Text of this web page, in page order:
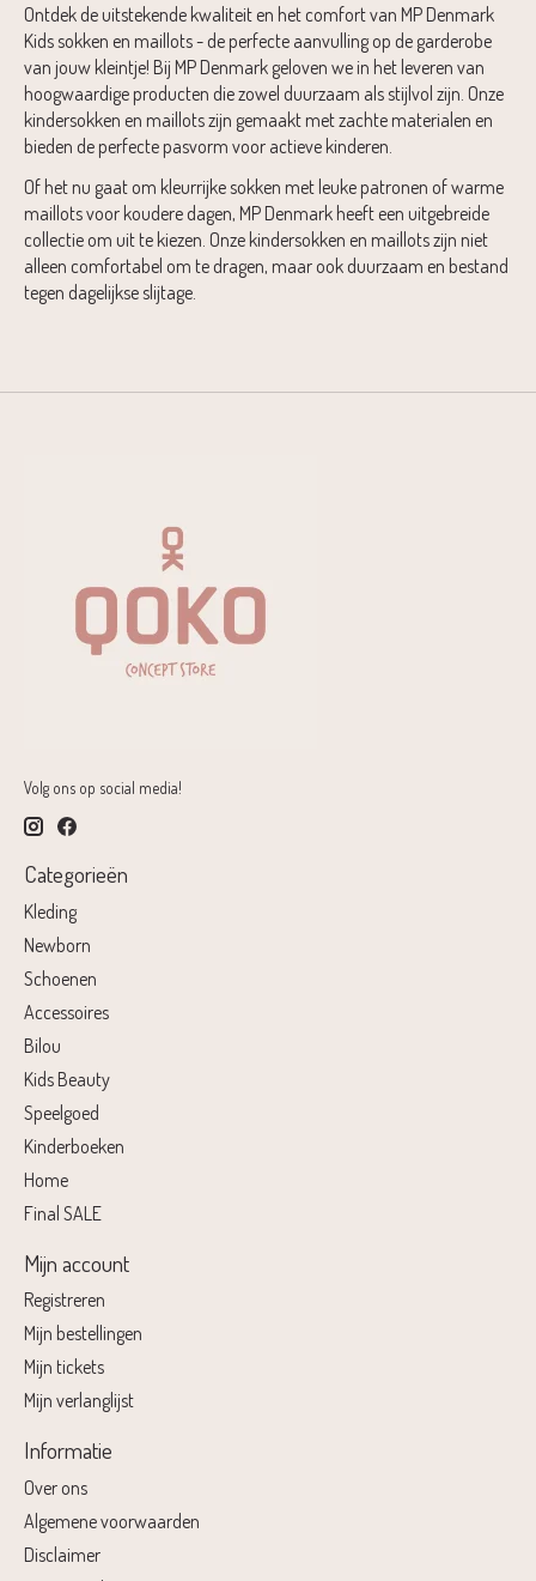
Ontdek de uitstekende kwaliteit en het comfort van MP Denmark
Kids sokken en maillots - de perfecte aanvulling op de garderobe
van jouw kleintje! Bij MP Denmark geloven we in het leveren van
hoogwaardige producten die zowel duurzaam als stijlvol zijn. Onze
kindersokken en maillots zijn gemaakt met zachte materialen en
bieden de perfecte pasvorm voor actieve kinderen.
Of het nu gaat om kleurrijke sokken met leuke patronen of warme
maillots voor koudere dagen, MP Denmark heeft een uitgebreide
collectie om uit te kiezen. Onze kindersokken en maillots zijn niet
alleen comfortabel om te dragen, maar ook duurzaam en bestand
tegen dagelijkse slijtage.
Volg ons op social media!
Categorieën
Kleding
Newborn
Schoenen
Accessoires
Bilou
Kids Beauty
Speelgoed
Kinderboeken
Home
Final SALE
Mijn account
Registreren
Mijn bestellingen
Mijn tickets
Mijn verlanglijst
Informatie
Over ons
Algemene voorwaarden
Disclaimer